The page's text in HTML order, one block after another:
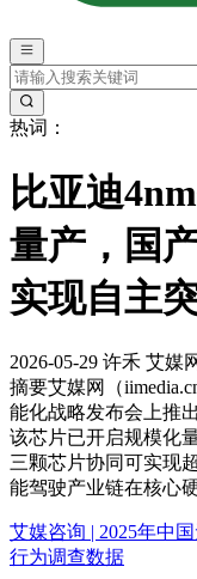
热词：
比亚迪
量产，国
实现自主
2026-05-29 许禾 艾媒
摘要艾媒网（
能化战略发布会上推
该芯片已开启规模化
三颗芯片协同可实现
能驾驶产业链在核心
艾媒咨询 | 2025年中
行为调查数据